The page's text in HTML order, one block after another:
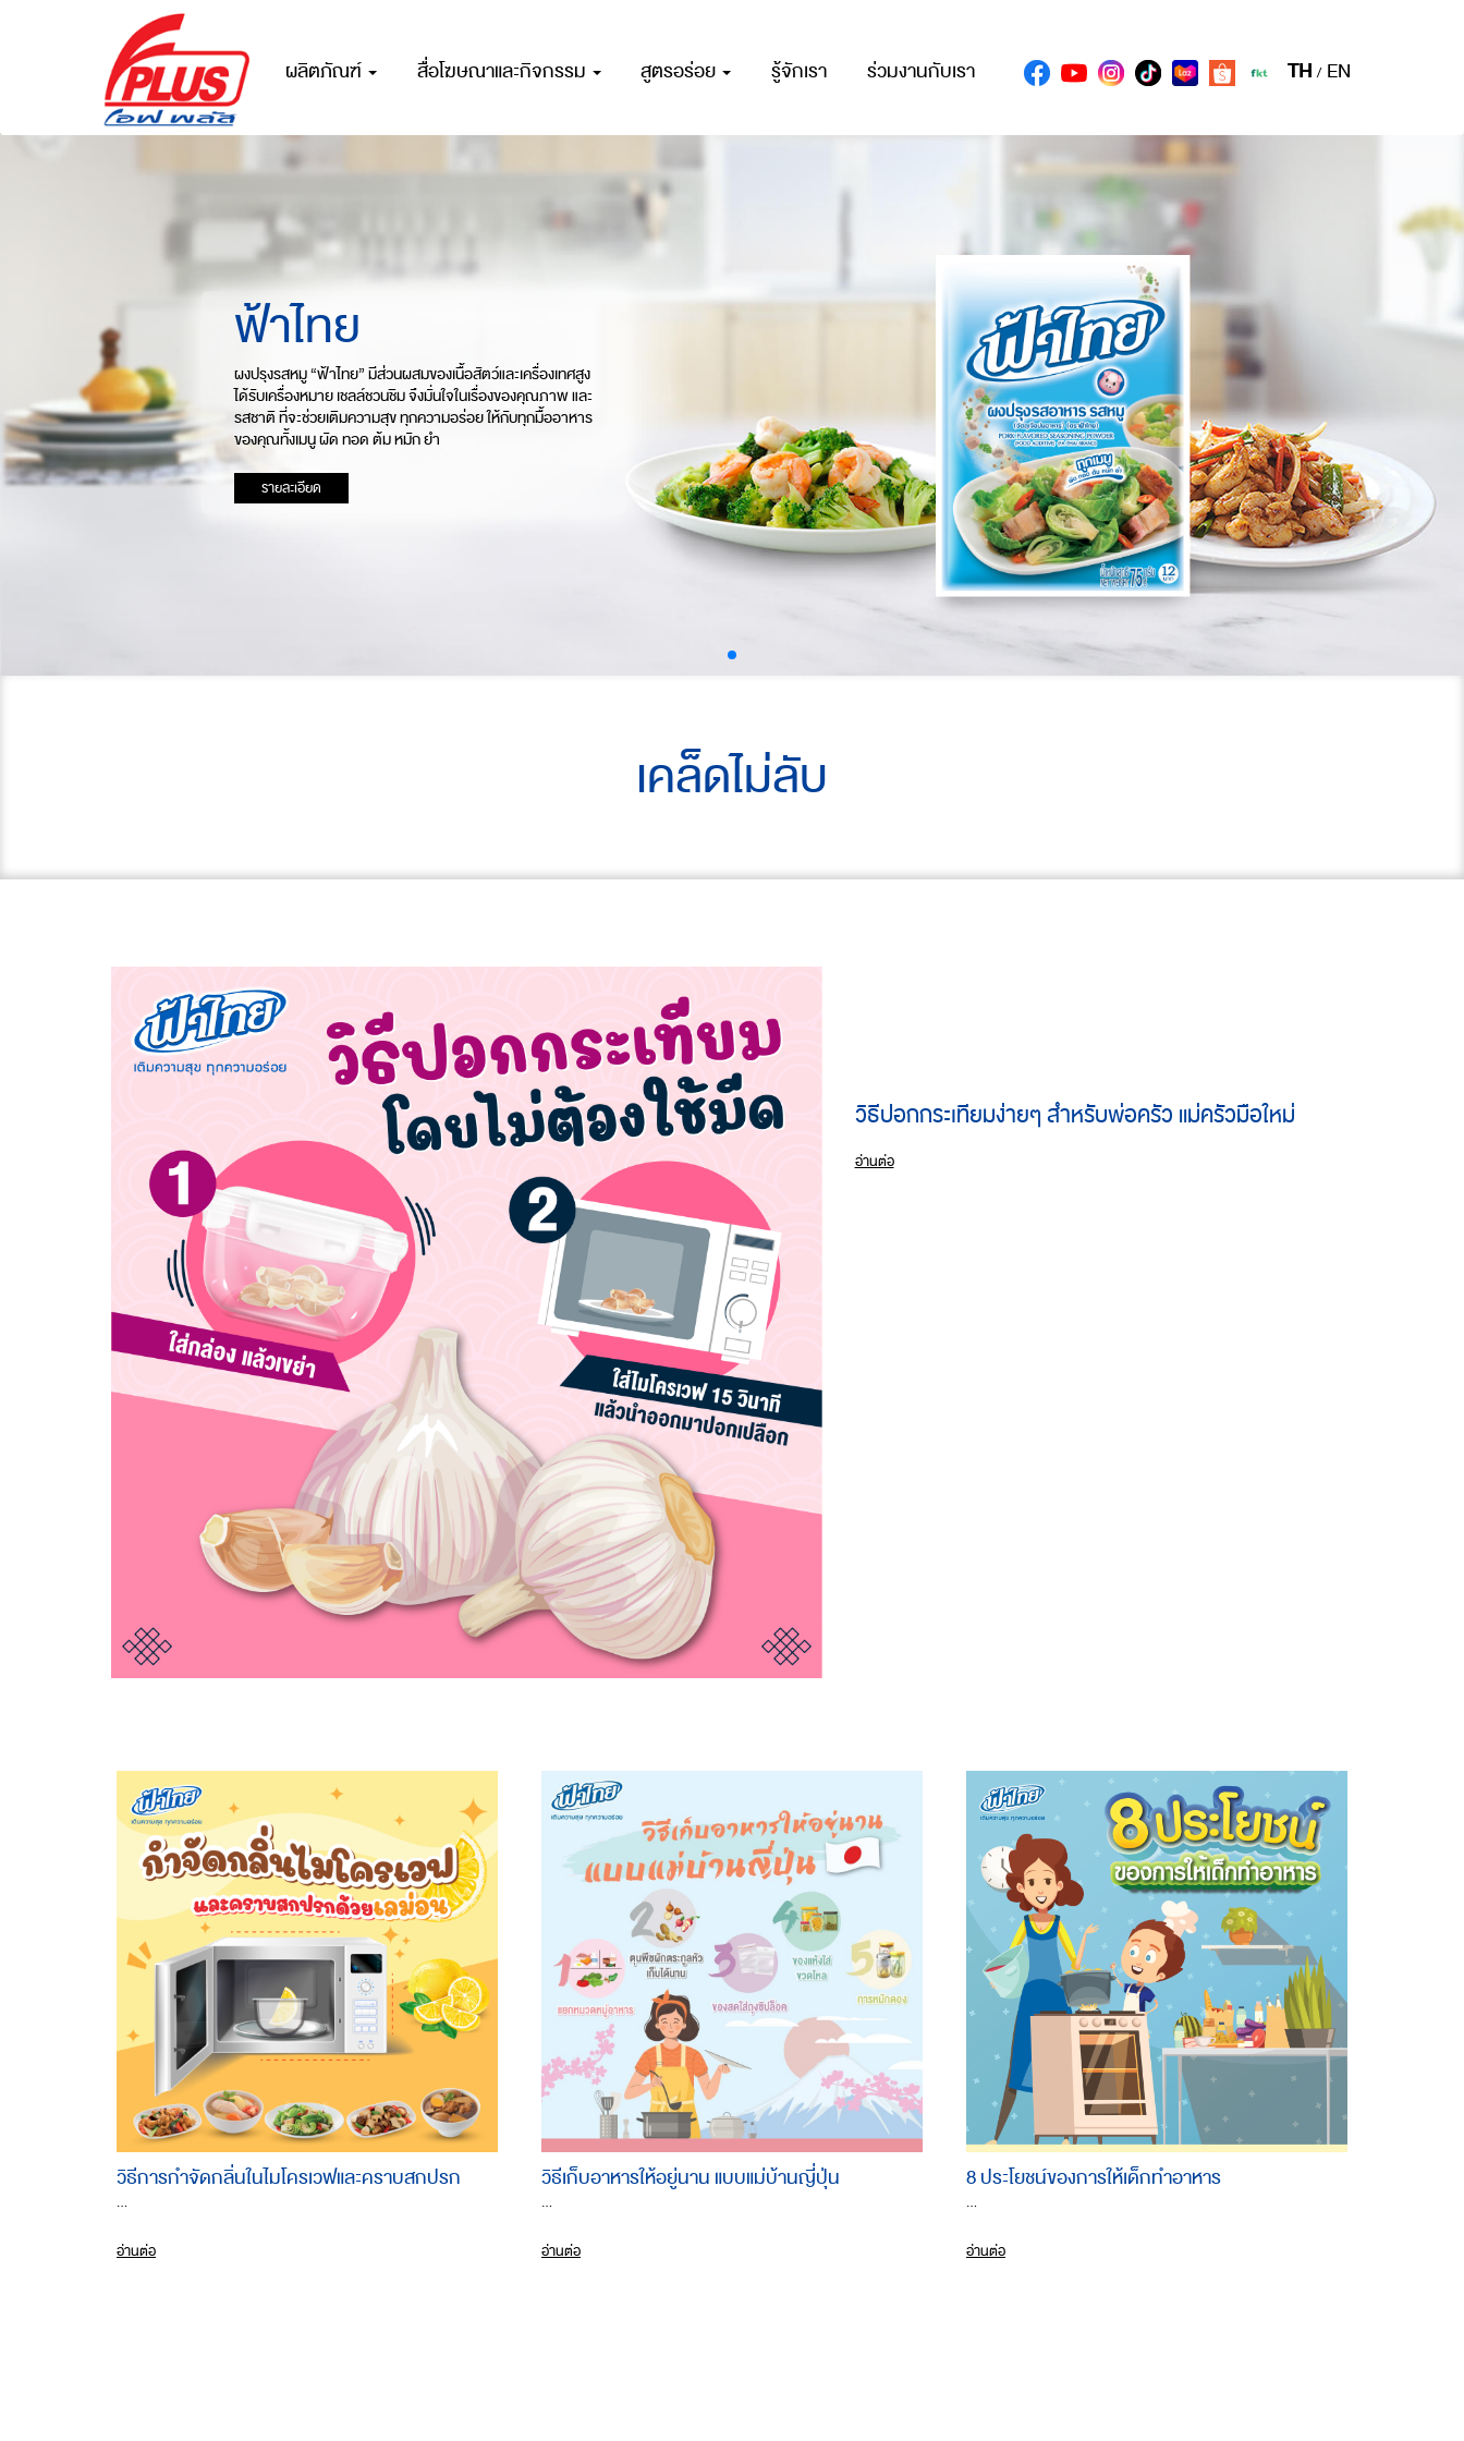
ผลิตภัณฑ์ สื่อโฆษณาและกิจกรรม สูตรอร่อย รู้จักเรา ร่วมงานกับเรา TH / EN
ฟ้าไทย
ผงปรุงรสหมู “ฟ้าไทย” มีส่วนผสมของเนื้อสัตว์และเครื่องเทศสูง
ได้รับเครื่องหมาย เชลล์ชวนชิม จึงมั่นใจในเรื่องของคุณภาพ และ
รสชาติ ที่จะช่วยเติมความสุข ทุกความอร่อย ให้กับทุกมื้ออาหาร
ของคุณทั้งเมนู ผัด ทอด ต้ม หมัก ยำ
รายละเอียด
เคล็ดไม่ลับ
วิธีปอกกระเทียมง่ายๆ สำหรับพ่อครัว แม่ครัวมือใหม่
อ่านต่อ
วิธีการกำจัดกลิ่นในไมโครเวฟและคราบสกปรก
...
อ่านต่อ
วิธีเก็บอาหารให้อยู่นาน แบบแม่บ้านญี่ปุ่น
...
อ่านต่อ
8 ประโยชน์ของการให้เด็กทำอาหาร
...
อ่านต่อ